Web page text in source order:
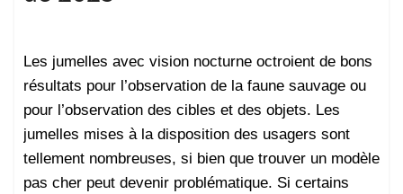
Les jumelles avec vision nocturne octroient de bons
résultats pour l’observation de la faune sauvage ou
pour l’observation des cibles et des objets. Les
jumelles mises à la disposition des usagers sont
tellement nombreuses, si bien que trouver un modèle
pas cher peut devenir problématique. Si certains